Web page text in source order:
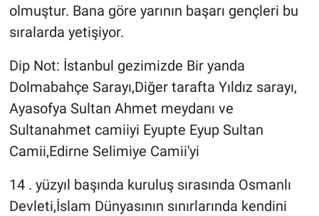
olmuştur. Bana göre yarının başarı gençleri bu
sıralarda yetişiyor.
Dip Not: İstanbul gezimizde Bir yanda
Dolmabahçe Sarayı,Diğer tarafta Yıldız sarayı,
Ayasofya Sultan Ahmet meydanı ve
Sultanahmet camiiyi Eyupte Eyup Sultan
Camii,Edirne Selimiye Camii'yi
14 . yüzyıl başında kuruluş sırasında Osmanlı
Devleti,İslam Dünyasının sınırlarında kendini